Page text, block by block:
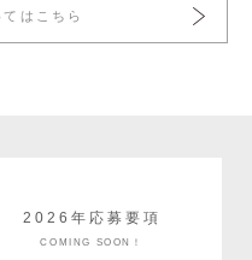
はこちら
2026年応募要項
COMING SOON！